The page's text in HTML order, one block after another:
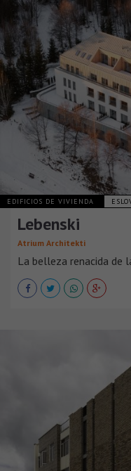
EDIFICIOS DE VIVIENDA
Lebenski
Atrium Architekti
La belleza renacida de